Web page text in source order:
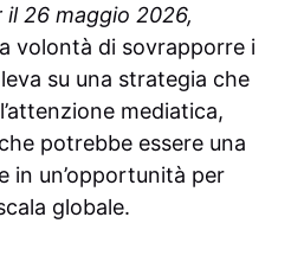
26 maggio 2026,
volontà di sovrapporre i
su una strategia che
mediatica,
potrebbe essere una
in un’opportunità per
globale.